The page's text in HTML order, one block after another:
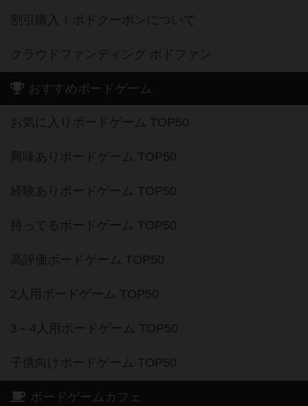
割引購入！ボドクーポンについて
クラウドファンディング ボドファン
おすすめボードゲーム
お気に入りボードゲーム TOP50
興味ありボードゲーム TOP50
経験ありボードゲーム TOP50
持ってるボードゲーム TOP50
高評価ボードゲーム TOP50
2人用ボードゲーム TOP50
3～4人用ボードゲーム TOP50
子供向けボードゲーム TOP50
ボードゲームカフェ